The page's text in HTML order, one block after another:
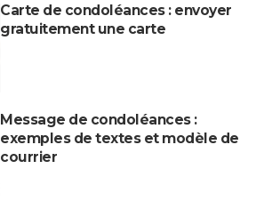
Carte de condoléances : envoyer
gratuitement une carte
Message de condoléances :
exemples de textes et modèle de
courrier